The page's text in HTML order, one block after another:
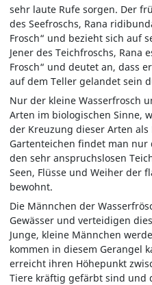
sehr laute Rufe sorgen. Der
des Seefroschs, Rana
Frosch“ und bezieht sich auf
Jener des Teichfroschs, Rana
Frosch“ und deutet an, dass
auf dem Teller gelandet sein
Nur der kleine Wasserfrosch
Arten im biologischen Sinne,
der Kreuzung dieser Arten
Gartenteichen findet man nur
den sehr anspruchslosen
Seen, Flüsse und Weiher der
bewohnt.
Die Männchen der
Gewässer und verteidigen
Junge, kleine Männchen
kommen in diesem Gerangel
erreicht ihren Höhepunkt
Tiere kräftig gefärbt sind und